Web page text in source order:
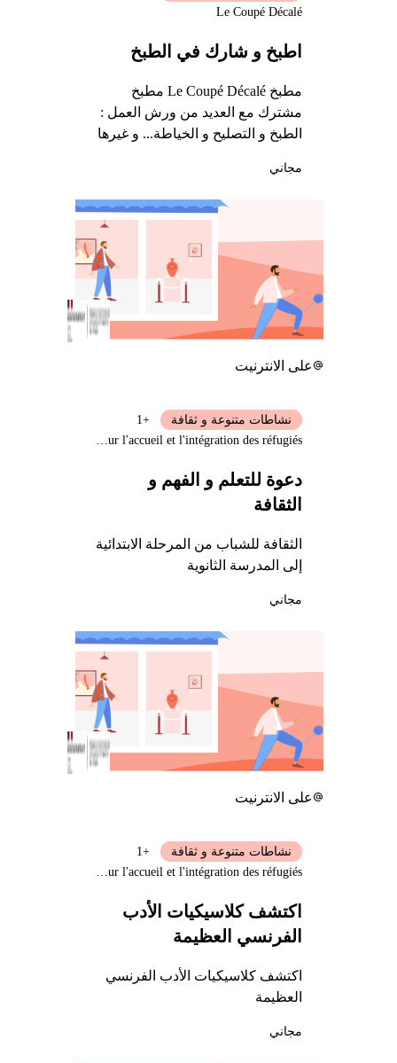
اطبخ و شارك في الطبخ
مطبخ Le Coupé Décalé مطبخ
مشترك مع العديد من ورش العمل :
الطبخ و التصليح و الخياطة... و غيرها
Le Coupé Décalé
مجاني
على الانترنيت
دعوة للتعلم و الفهم و
الثقافة
الثقافة للشباب من المرحلة الابتدائية
إلى المدرسة الثانوية
نشاطات متنوعة و ثقافة
+1
Délégation interministérielle pour l'accueil et l'intégration des réfugiés
مجاني
على الانترنيت
اكتشف كلاسيكيات الأدب
الفرنسي العظيمة
اكتشف كلاسيكيات الأدب الفرنسي
العظيمة
نشاطات متنوعة و ثقافة
+1
Délégation interministérielle pour l'accueil et l'intégration des réfugiés
مجاني